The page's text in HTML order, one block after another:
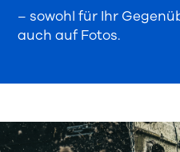
– sowohl für Ihr
auch auf Fotos.